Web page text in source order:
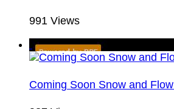
991 Views
Coming Soon Snow and